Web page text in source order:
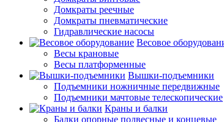
Домкраты реечные
Домкраты пневматические
Гидравлические насосы
Весовое
Весы крановые
Весы платформенные
Вышки-подъемники
Подъемники ножничные передвижные
Подъемники мачтовые телескопические
Краны и балки
Балки опорные подвесные и концевые